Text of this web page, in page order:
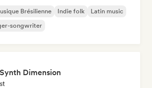
Brésilienne Indie folk
Latin music
songwriter
Dimension